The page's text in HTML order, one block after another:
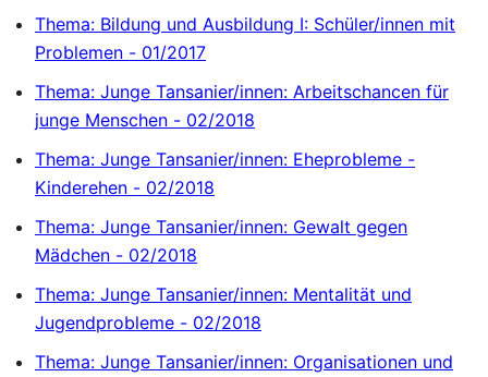
Thema: Bildung und Ausbildung I: Schüler/innen mit
Problemen - 01/2017
Thema: Junge Tansanier/innen: Arbeitschancen für
junge Menschen - 02/2018
Thema: Junge Tansanier/innen: Eheprobleme -
Kinderehen - 02/2018
Thema: Junge Tansanier/innen: Gewalt gegen
Mädchen - 02/2018
Thema: Junge Tansanier/innen: Mentalität und
Jugendprobleme - 02/2018
Thema: Junge Tansanier/innen: Organisationen und